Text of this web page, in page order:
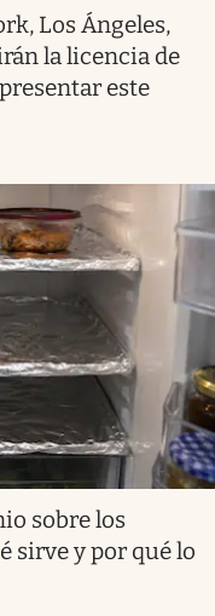
Los Ángeles,
la licencia de
este
sobre los
sirve y por qué lo